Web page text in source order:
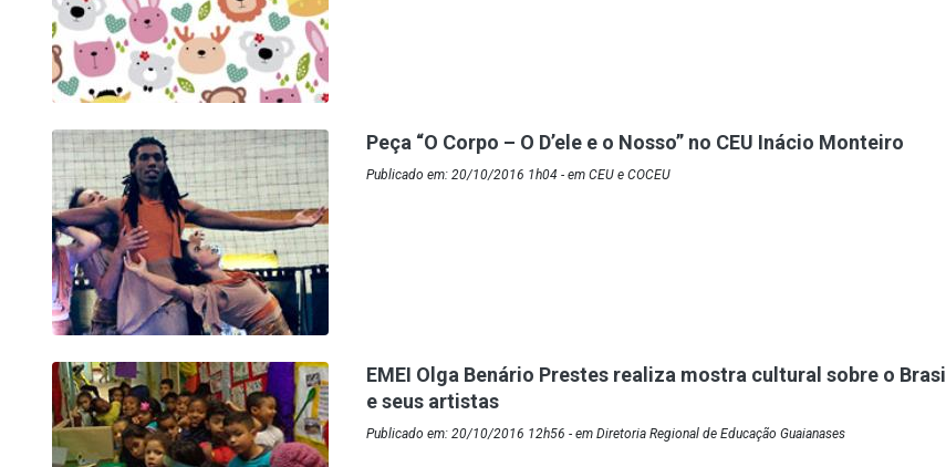
Peça “O Corpo – O D’ele e o Nosso” no CEU Inácio Monteiro
Publicado em: 20/10/2016 1h04 - em CEU e COCEU
EMEI Olga Benário Prestes realiza mostra cultural sobre o Brasil
e seus artistas
Publicado em: 20/10/2016 12h56 - em Diretoria Regional de Educação Guaianases